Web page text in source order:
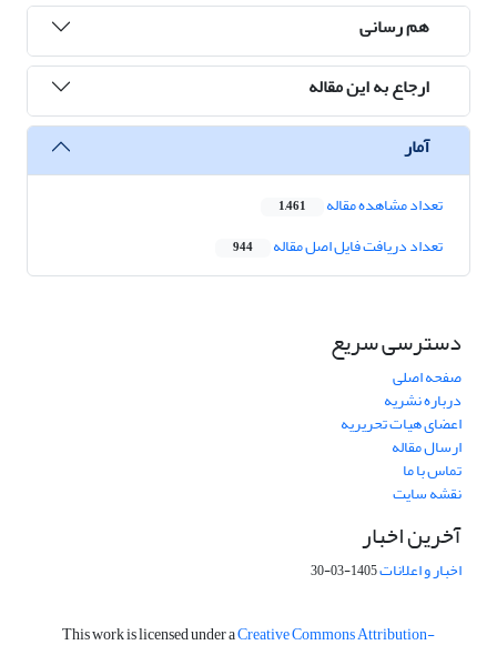
هم رسانی
ارجاع به این مقاله
آمار
تعداد مشاهده مقاله 1,461
تعداد دریافت فایل اصل مقاله 944
دسترسی سریع
صفحه اصلی
درباره نشریه
اعضای هیات تحریریه
ارسال مقاله
تماس با ما
نقشه سایت
آخرین اخبار
اخبار و اعلانات1405-03-30
This work is licensed under aCreative Commons Attribution-